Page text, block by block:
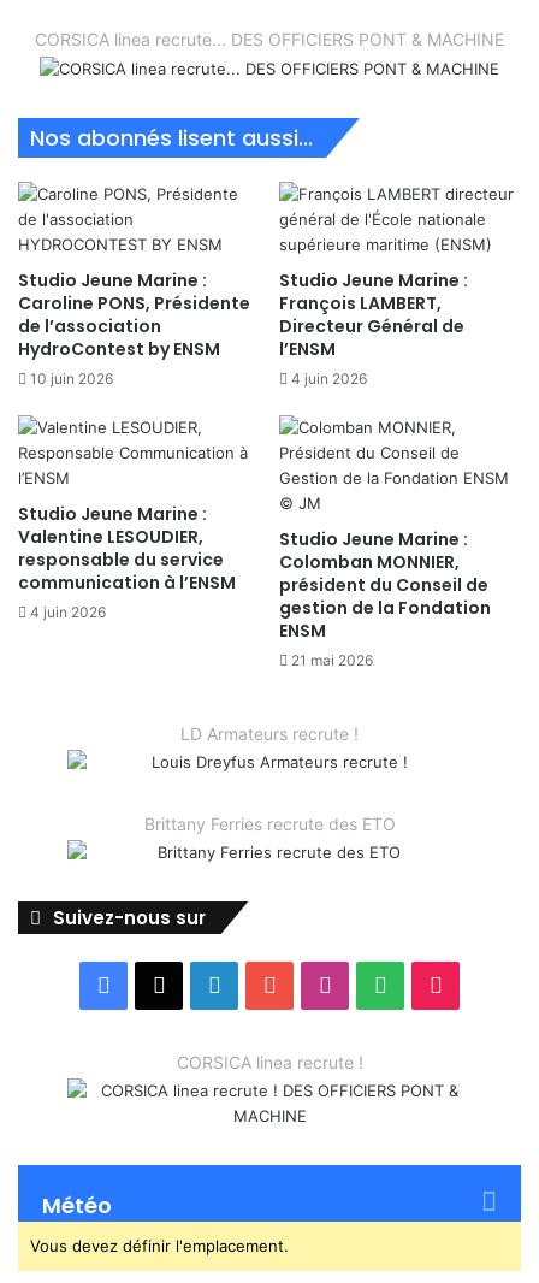
CORSICA linea recrute... DES OFFICIERS PONT & MACHINE
Nos abonnés lisent aussi...
Studio Jeune Marine :
Caroline PONS, Présidente
de l’association
HydroContest by ENSM
10 juin 2026
Studio Jeune Marine :
François LAMBERT,
Directeur Général de
l’ENSM
4 juin 2026
Studio Jeune Marine :
Valentine LESOUDIER,
responsable du service
communication à l’ENSM
4 juin 2026
Studio Jeune Marine :
Colomban MONNIER,
président du Conseil de
gestion de la Fondation
ENSM
21 mai 2026
LD Armateurs recrute !
Brittany Ferries recrute des ETO
Suivez-nous sur
Facebook LinkedinYouTubeInstagram
Spotify
CORSICA linea recrute !
Météo
Vous devez définir l'emplacement.